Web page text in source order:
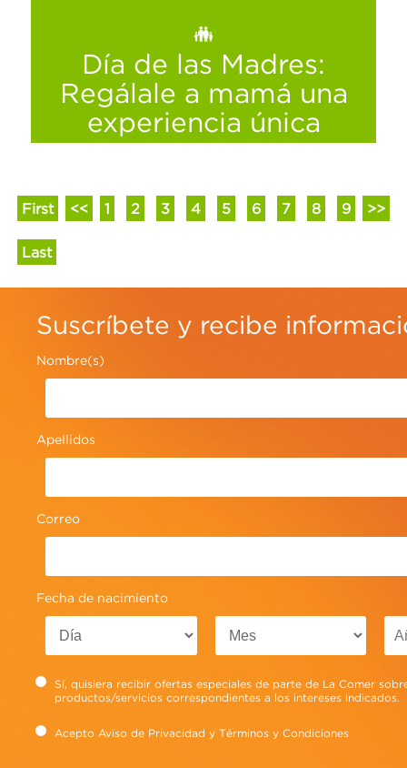
Ver más
Día de las Madres:
Regálale a mamá una
experiencia única
Ideas La Comer para consentir a mamá en
su día.
Ver más
First << 1 2 3 4 5 6 7 8 9 >>
Last
Suscríbete y recibe
Nombre(s)
Apellidos
Correo
Fecha de nacimiento
Sí, quisiera recibir ofertas especiales de parte de La Comer
productos/servicios correspondientes a los intereses indicados.
Acepto Aviso de Privacidad y Términos y Condiciones